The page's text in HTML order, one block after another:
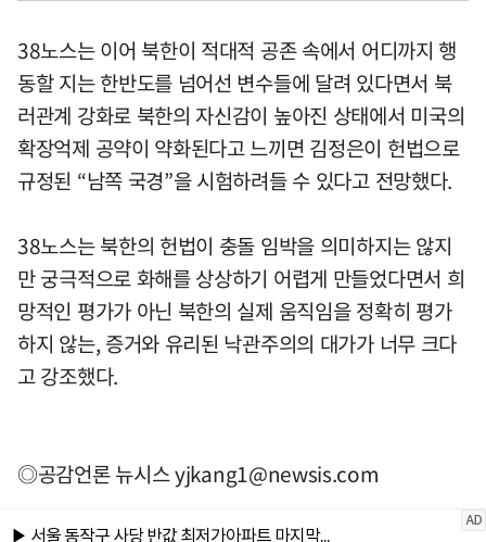
38노스는 이어 북한이 적대적 공존 속에서 어디까지 행
동할 지는 한반도를 넘어선 변수들에 달려 있다면서 북
러관계 강화로 북한의 자신감이 높아진 상태에서 미국의
확장억제 공약이 약화된다고 느끼면 김정은이 헌법으로
규정된 “남쪽 국경”을 시험하려들 수 있다고 전망했다.
38노스는 북한의 헌법이 충돌 임박을 의미하지는 않지
만 궁극적으로 화해를 상상하기 어렵게 만들었다면서 희
망적인 평가가 아닌 북한의 실제 움직임을 정확히 평가
하지 않는, 증거와 유리된 낙관주의의 대가가 너무 크다
고 강조했다.
◎공감언론 뉴시스yjkang1@newsis.com